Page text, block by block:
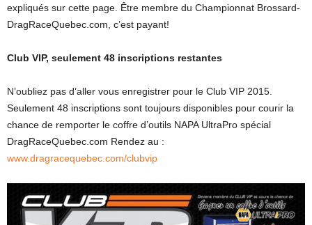
expliqués sur cette page. Être membre du Championnat Brossard-
DragRaceQuebec.com, c’est payant!
Club VIP, seulement 48 inscriptions restantes
N’oubliez pas d’aller vous enregistrer pour le Club VIP 2015.
Seulement 48 inscriptions sont toujours disponibles pour courir la
chance de remporter le coffre d’outils NAPA UltraPro spécial
DragRaceQuebec.com Rendez au :
www.dragracequebec.com/clubvip